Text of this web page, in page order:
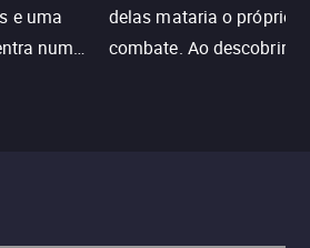
e uma
num
delas mataria o próprio
combate. Ao descobrir a